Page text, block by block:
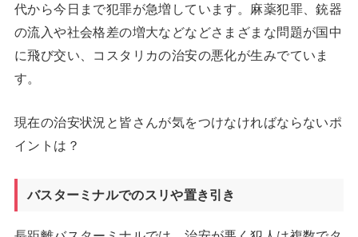
代から今日まで犯罪が急増しています。麻薬犯罪、銃器
の流入や社会格差の増大などなどさまざまな問題が国中
に飛び交い、コスタリカの治安の悪化が生みでていま
す。
現在の治安状況と皆さんが気をつけなければならないポ
イントは？
バスターミナルでのスリや置き引き